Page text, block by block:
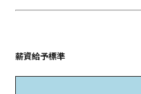
薪資給予標準